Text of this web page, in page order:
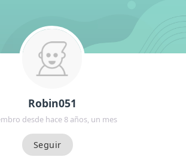
Robin051
desde hace 8 años, un mes